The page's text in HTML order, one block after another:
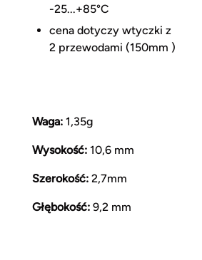
-25...+85°C
cena dotyczy wtyczki z
2 przewodami (150mm )
Waga:1,35g
Wysokość:10,6 mm
Szerokość:2,7mm
Głębokość:9,2 mm